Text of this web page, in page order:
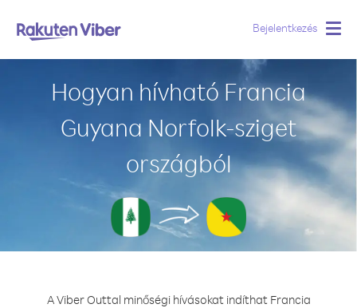
Bejelentkezés
Hogyan hívható Francia
Guyana Norfolk-sziget
országból
A Viber Outtal minőségi hívásokat indíthat Francia